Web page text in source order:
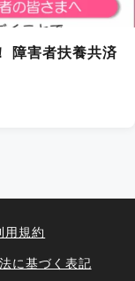
障害者扶養共済
用規約
に基づく表記